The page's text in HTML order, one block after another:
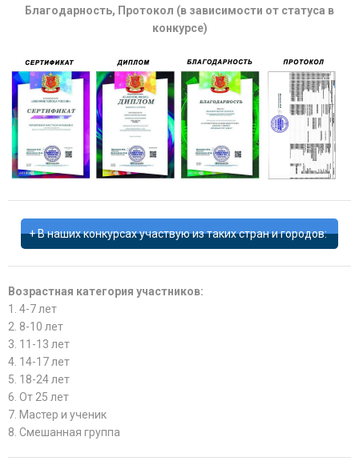
Благодарность, Протокол (в зависимости от статуса в
конкурсе)
В наших конкурсах участвую из таких стран и городов:
Возрастная категория участников:
1. 4-7 лет
2. 8-10 лет
3. 11-13 лет
4. 14-17 лет
5. 18-24 лет
6. От 25 лет
7. Мастер и ученик
8. Смешанная группа